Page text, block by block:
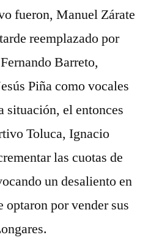
fueron, Manuel Zárate
reemplazado por
Barreto,
Piña como vocales
situación, el entonces
Toluca, Ignacio
las cuotas de
un desaliento en
optaron por vender sus